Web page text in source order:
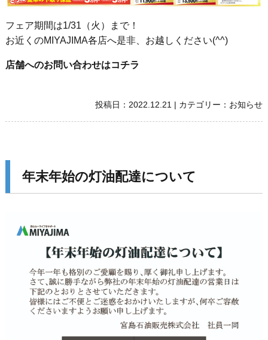
フェア期間は1/31（火）まで！
お近くのMIYAJIMA各店へ是非、お越しください(^^)
店舗へのお問い合わせはコチラ
投稿日： 2022.12.21 | カテゴリー： お知らせ
年末年始の灯油配達について